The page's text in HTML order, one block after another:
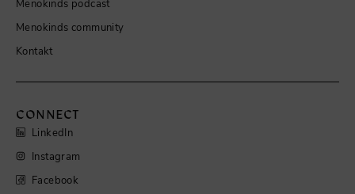
Menokinds podcast
Menokinds community
Kontakt
CONNECT
LinkedIn
Instagram
Facebook